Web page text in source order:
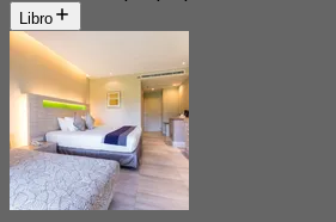
Libro